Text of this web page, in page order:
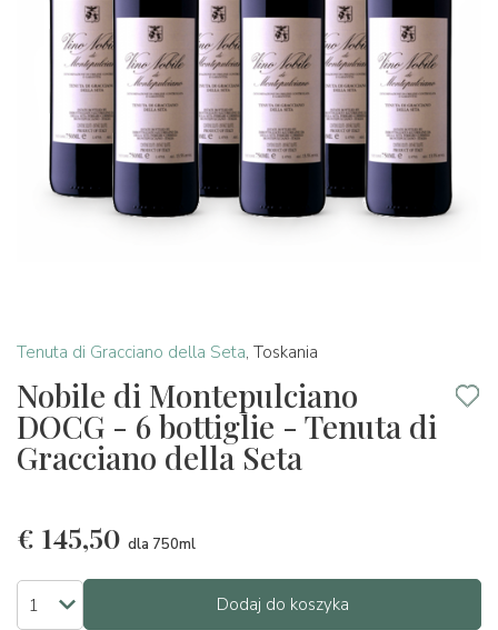
Tenuta di Gracciano della Seta, Toskania
Nobile di Montepulciano
DOCG - 6 bottiglie - Tenuta di
Gracciano della Seta
€ 145,50 dla 750ml
Dodaj do koszyka